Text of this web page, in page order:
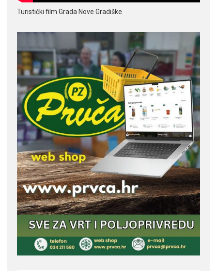
Turistički film Grada Nove Gradiške